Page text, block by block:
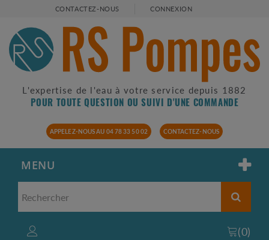
CONTACTEZ-NOUS CONNEXION
L'expertise de l'eau à votre service depuis 1882
POUR TOUTE QUESTION OU SUIVI D'UNE COMMANDE
APPELEZ-NOUS AU 04 78 33 50 02 CONTACTEZ-NOUS
MENU
(0)